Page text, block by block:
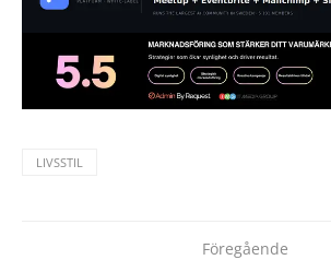
LIVSSTIL
Föregående